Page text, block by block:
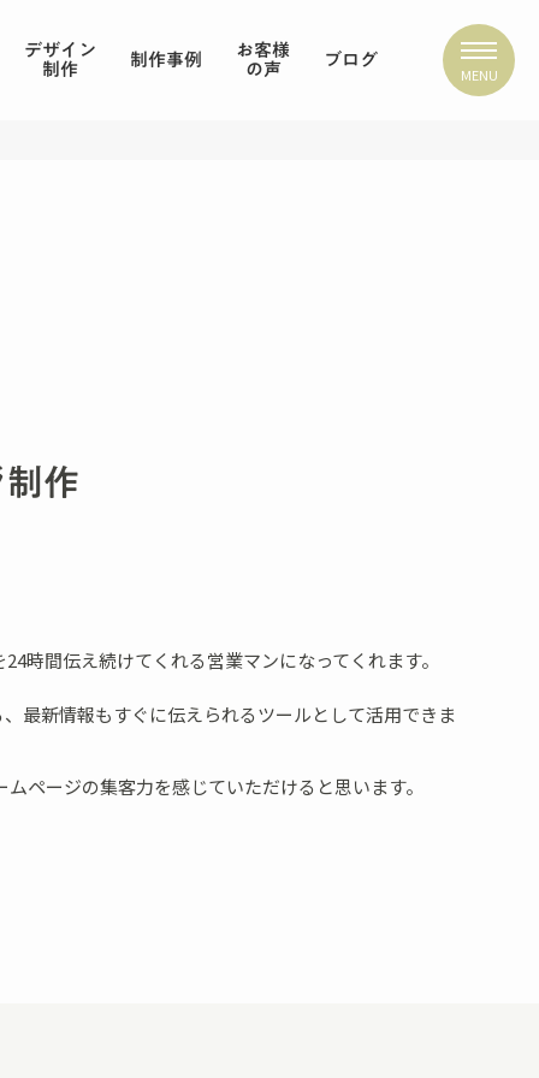
デザイン
制作
制作事例
お客様
の声
ブログ
MENU
作
時間伝え続けてくれる営業マンになってくれます。
最新情報もすぐに伝えられるツールとして活用できま
ページの集客力を感じていただけると思います。